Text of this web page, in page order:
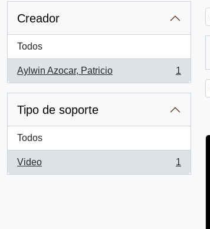
Creador
Todos
Aylwin Azocar, Patricio
, 1 resultados
1
Tipo de soporte
Todos
Video
, 1 resultados
1